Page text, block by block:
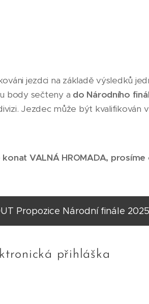
jezdci na základě výsledků
body sečteny a do Národního
Jezdec může být kvalifikován
VALNÁ HROMADA,
Propozice Národní finále 2025
přihláška